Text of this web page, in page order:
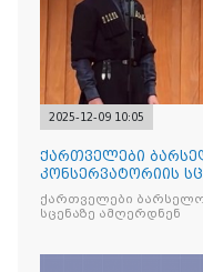
2025-12-09 10:05
ქართველები
კონსერვატორიის
ქართველები
სცენაზე ამღერდნენ